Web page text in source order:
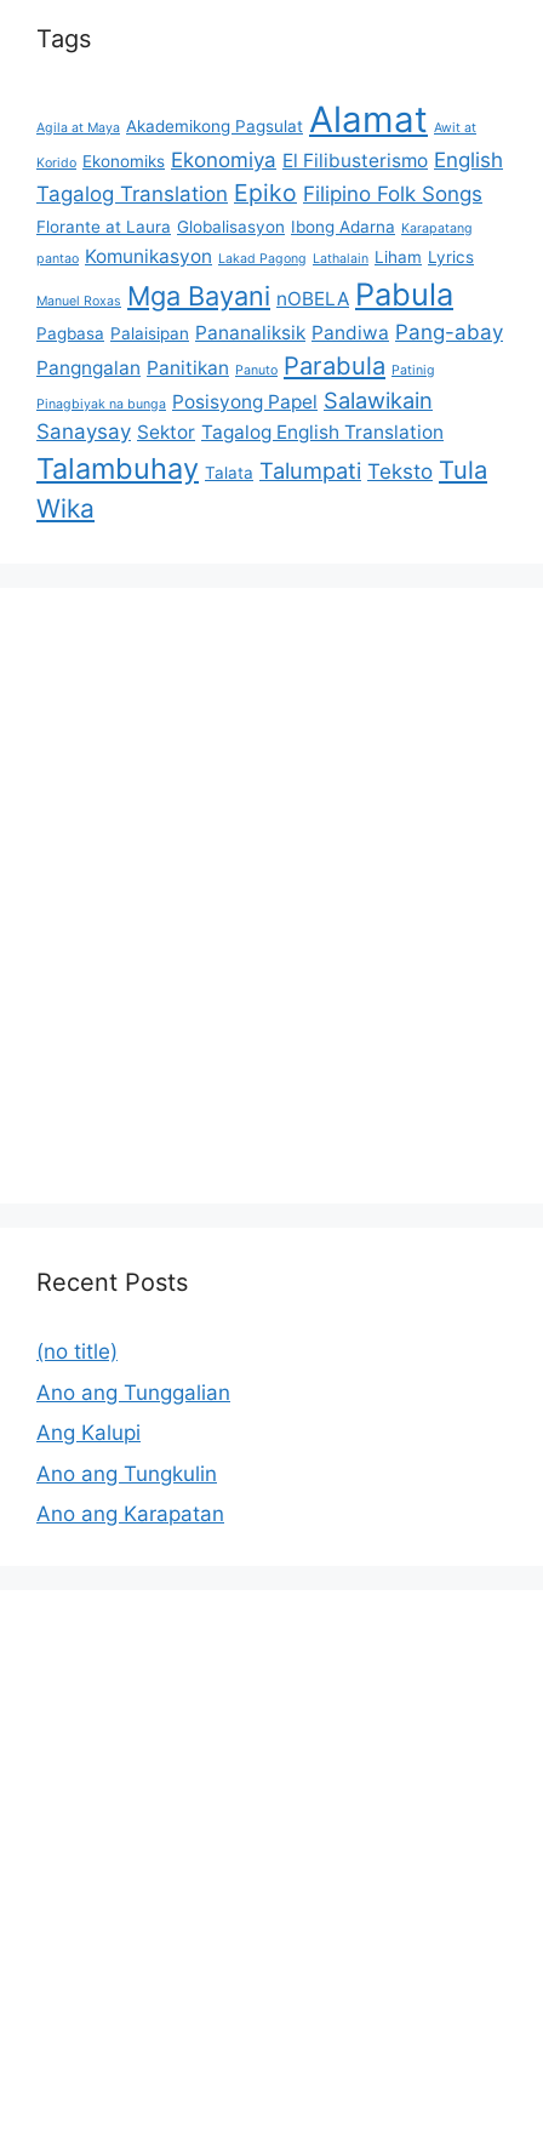
Tags
Agila at Maya Akademikong Pagsulat Alamat Awit at
Korido Ekonomiks Ekonomiya El Filibusterismo English
Tagalog Translation Epiko Filipino Folk Songs
Florante at Laura Globalisasyon Ibong Adarna Karapatang
pantao Komunikasyon Lakad Pagong Lathalain Liham Lyrics
Manuel Roxas Mga Bayani nOBELA Pabula
Pagbasa Palaisipan Pananaliksik Pandiwa Pang-abay
Pangngalan Panitikan Panuto Parabula Patinig
Pinagbiyak na bunga Posisyong Papel Salawikain
Sanaysay Sektor Tagalog English Translation
Talambuhay Talata Talumpati Teksto Tula
Wika
Recent Posts
(no title)
Ano ang Tunggalian
Ang Kalupi
Ano ang Tungkulin
Ano ang Karapatan